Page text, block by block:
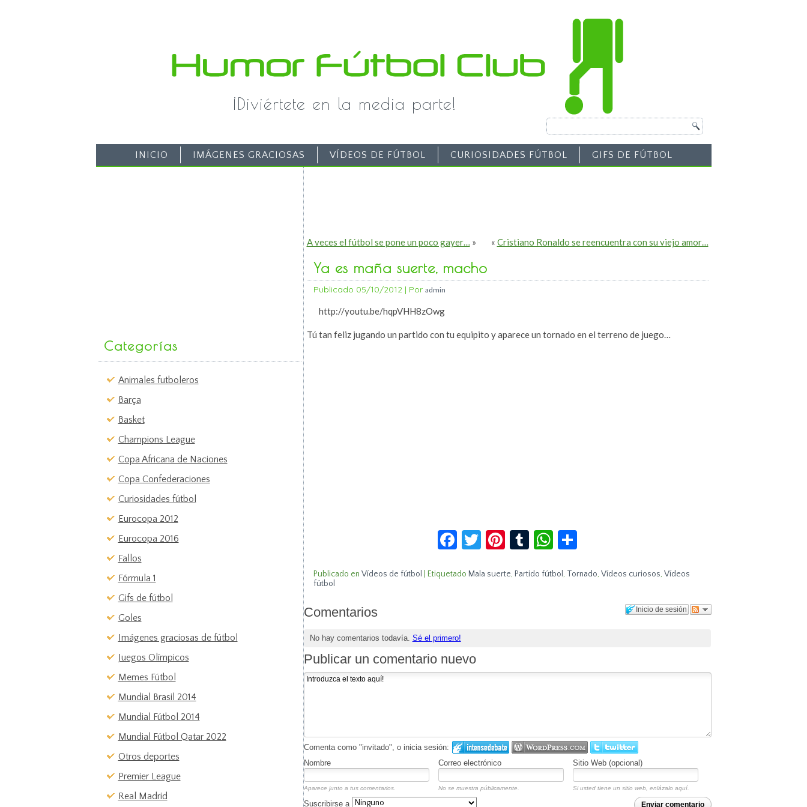
¡Diviértete en la media parte!
INICIO IMÁGENES GRACIOSAS VÍDEOS DE FÚTBOL CURIOSIDADES FÚTBOL GIFS DE FÚTBOL
Categorías
Animales futboleros
Barça
Basket
Champions League
Copa Africana de Naciones
Copa Confederaciones
Curiosidades fútbol
Eurocopa 2012
Eurocopa 2016
Fallos
Fórmula 1
Gifs de fútbol
Goles
Imágenes graciosas de fútbol
Juegos Olímpicos
Memes Fútbol
Mundial Brasil 2014
Mundial Fútbol 2014
Mundial Fútbol Qatar 2022
Otros deportes
Premier League
Real Madrid
A veces el fútbol se pone un poco gayer… » « Cristiano Ronaldo se reencuentra con su viejo amor…
Ya es maña suerte, macho
Publicado 05/10/2012| Por admin
http://youtu.be/hqpVHH8zOwg
Tú tan feliz jugando un partido con tu equipito y aparece un tornado en el terreno de juego…
Facebook
Twitter
Pinterest
TumblrWhatsApp
Publicado en Vídeos de fútbol Etiquetado Mala suerte, Partido fútbol , Tornado, Vídeos curiosos, Vídeos
fútbol
Inicio de sesión
Comentarios
No hay comentarios todavía. Sé el primero!
Publicar un comentario nuevo
Comenta como "invitado", o inicia sesión:
Nombre
Correo electrónico Sitio Web (opcional)
Aparece junto a tus comentarios. No se muestra públicamente. Si usted tiene un sitio web, enlázalo aquí.
Enviar comentario
Suscribirse a